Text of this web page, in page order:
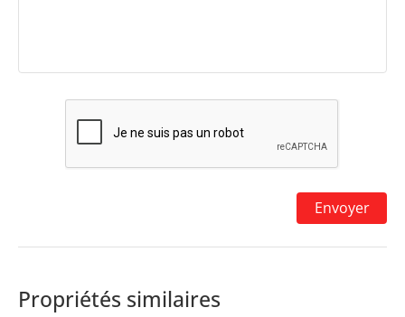
Propriétés similaires